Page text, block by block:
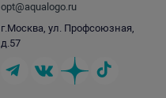
opt@aqualogo.ru
г.Москва, ул. Профсоюзная,
д.57